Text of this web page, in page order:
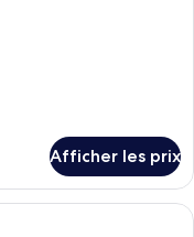
Afficher les prix